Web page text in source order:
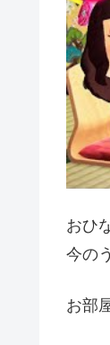
おひ
今の
お部